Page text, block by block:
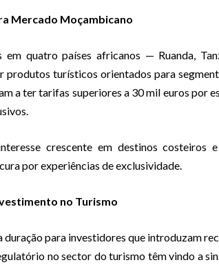
Mercado Moçambicano
quatro países africanos — Ruanda,
turísticos orientados para
a ter tarifas superiores a 30 mil euros por
crescente em destinos costeiros
por experiências de exclusividade.
no Turismo
para investidores que introduzam
no sector do turismo têm vindo a